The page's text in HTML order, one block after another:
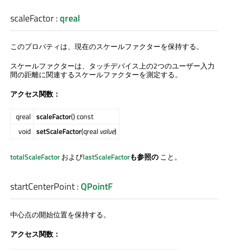
scaleFactor:qreal
このプロパティは、現在のスケールファクターを保持する。
スケールファクターは、タッチデバイス上の2つのユーザー入力
間の距離に関連するスケールファクターを測定する。
アクセス関数：
qreal scaleFactor() const
void setScaleFactor(qreal value)
totalScaleFactorおよびlastScaleFactorも参照のこと。
startCenterPoint:QPointF
中心点の開始位置を保持する。
アクセス関数：